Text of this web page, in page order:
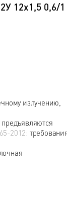
12х1,5 0,6/1
излучению,
2012: